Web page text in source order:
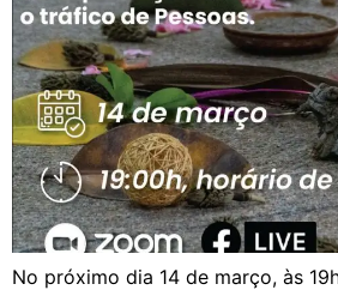
No próximo dia 14 de março, às